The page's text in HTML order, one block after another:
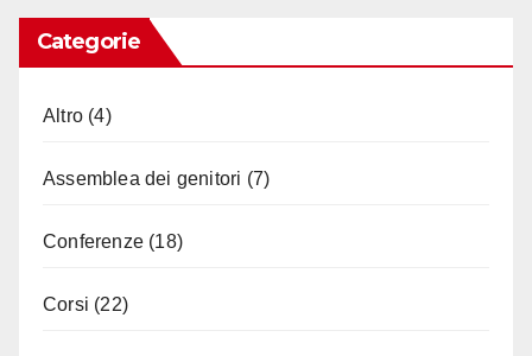
Categorie
Altro (4)
Assemblea dei genitori (7)
Conferenze (18)
Corsi (22)